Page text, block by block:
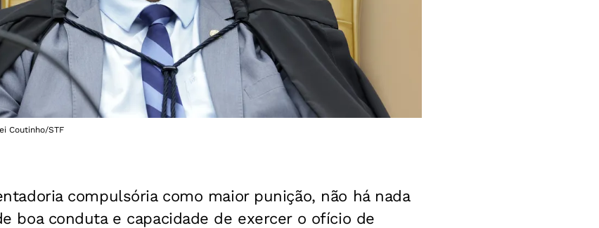
Coutinho/STF
compulsória como maior punição, não há nada
boa conduta e capacidade de exercer o ofício de